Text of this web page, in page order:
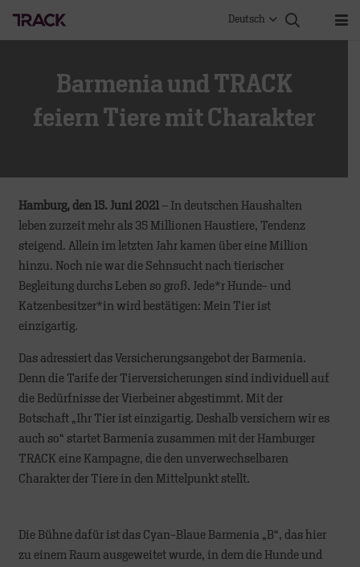
Deutsch
Barmenia und TRACK
feiern Tiere mit Charakter
Hamburg, den 15. Juni 2021– In deutschen Haushalten
leben zurzeit mehr als 35 Millionen Haustiere, Tendenz
steigend. Allein im letzten Jahr kamen über eine Million
hinzu. Noch nie war die Sehnsucht nach tierischer
Begleitung durchs Leben so groß. Jede*r Hunde- und
Katzenbesitzer*in wird bestätigen: Mein Tier ist
einzigartig.
Das adressiert das Versicherungsangebot der Barmenia.
Denn die Tarife der Tierversicherungen sind individuell auf
die Bedürfnisse der Vierbeiner abgestimmt. Mit der
Botschaft „Ihr Tier ist einzigartig. Deshalb versichern wir es
auch so“ startet Barmenia zusammen mit der Hamburger
TRACK eine Kampagne, die den unverwechselbaren
Charakter der Tiere in den Mittelpunkt stellt.
Die Bühne dafür ist das Cyan-Blaue Barmenia „B“, das hier
zu einem Raum ausgeweitet wurde, in dem die Hunde und